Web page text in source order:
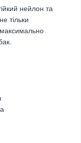
нейлон та
тільки